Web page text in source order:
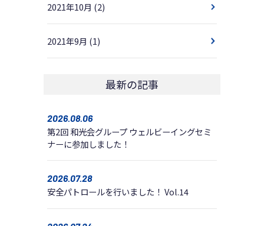
2021年10月 (2)
2021年9月 (1)
最新の記事
第2回 和光会グループ ウェルビーイングセミ
ナーに参加しました！
2026.08.06
安全パトロールを行いました！ Vol.14
2026.07.28